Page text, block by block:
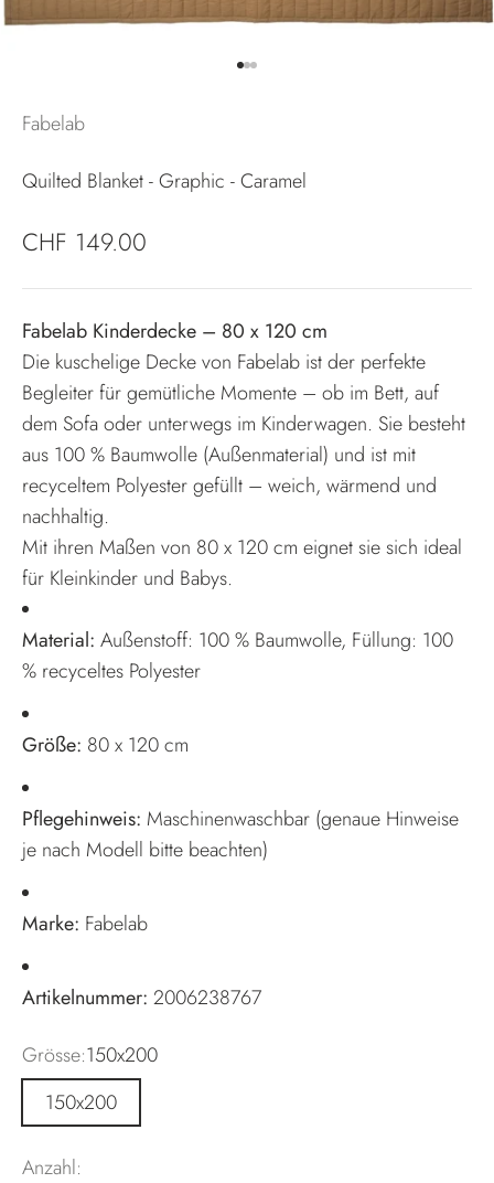
Fabelab
Quilted Blanket - Graphic - Caramel
Angebot
CHF 149.00
Fabelab Kinderdecke – 80 x 120 cm
Die kuschelige Decke von Fabelab ist der perfekte
Begleiter für gemütliche Momente – ob im Bett, auf
dem Sofa oder unterwegs im Kinderwagen. Sie besteht
aus 100 % Baumwolle (Außenmaterial) und ist mit
recyceltem Polyester gefüllt – weich, wärmend und
nachhaltig.
Mit ihren Maßen von 80 x 120 cm eignet sie sich ideal
für Kleinkinder und Babys.
Material: Außenstoff: 100 % Baumwolle, Füllung: 100
% recyceltes Polyester
Größe: 80 x 120 cm
Pflegehinweis: Maschinenwaschbar (genaue Hinweise
je nach Modell bitte beachten)
Marke: Fabelab
Artikelnummer: 2006238767
Grösse:150x200
150x200
Anzahl: